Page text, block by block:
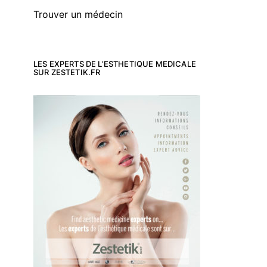
Trouver un médecin
LES EXPERTS DE L’ESTHETIQUE MEDICALE
SUR ZESTETIK.FR